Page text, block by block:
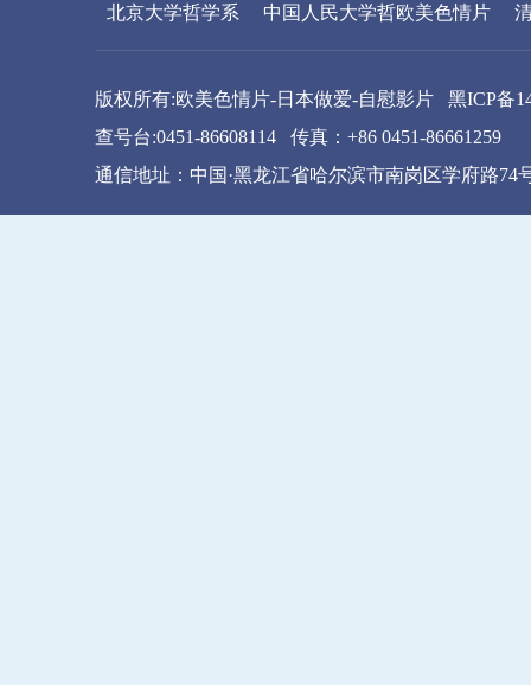
北京大学哲学系 中国人民大学哲欧美色情片
版权所有:欧美色情片-日本做爱-自慰影片 黑ICP备
查号台:0451-86608114 传真：+86 0451-86661259
通信地址：中国·黑龙江省哈尔滨市南岗区学府路74